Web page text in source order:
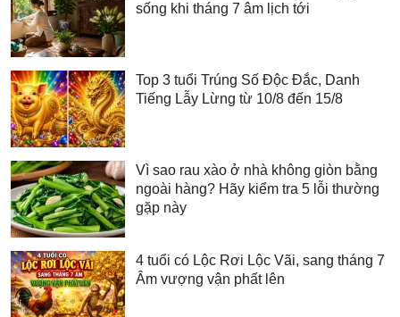
sống khi tháng 7 âm lịch tới
Top 3 tuổi Trúng Số Độc Đắc, Danh
Tiếng Lẫy Lừng từ 10/8 đến 15/8
Vì sao rau xào ở nhà không giòn bằng
ngoài hàng? Hãy kiểm tra 5 lỗi thường
gặp này
4 tuổi có Lộc Rơi Lộc Vãi, sang tháng 7
Âm vượng vận phất lên